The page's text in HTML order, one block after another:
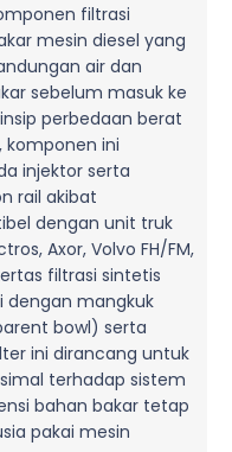
filtrasi
mesin diesel yang
air dan
sebelum masuk ke
perbedaan berat
komponen ini
injektor serta
rail akibat
dengan unit truk
Axor, Volvo FH/FM,
filtrasi sintetis
dengan mangkuk
bowl) serta
ini dirancang untuk
terhadap sistem
bahan bakar tetap
pakai mesin